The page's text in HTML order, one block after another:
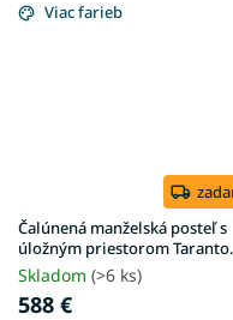
Viac farieb
Čalúnená manželská posteľ s
úložným priestorom Taranto
180x200 - sivá
Skladom (>6 ks)
588 €